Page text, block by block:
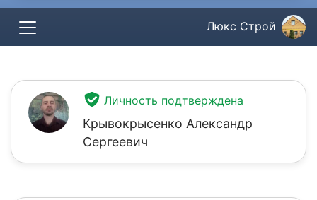
Люкс Строй
Личность подтверждена
Крывокрысенко Александр
Сергеевич